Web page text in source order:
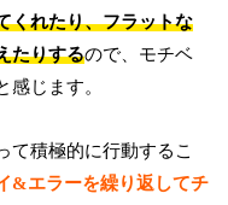
くれたり、フラットな
たりするので、モチベ
感じます。
て積極的に行動するこ
&エラーを繰り返してチ